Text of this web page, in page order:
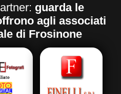
guarda le
agli associati
di Frosinone